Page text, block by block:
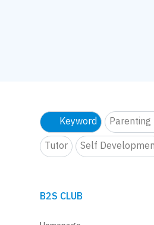
Keyword
Tutor
Self
B2S CLUB